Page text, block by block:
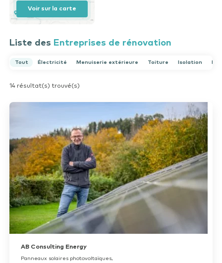
Vous avez une question ?
Consultez notre FAQ
Voir sur la carte
Liste des Entreprises de rénovation
Tout Électricité Menuiserie extérieure Toiture Isolation
14 résultat(s) trouvé(s)
AB Consulting Energy
Panneaux solaires photovoltaïques,